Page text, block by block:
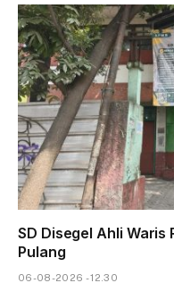
SD Disegel Ahli Waris
Pulang
06-08-2026 - 12.30